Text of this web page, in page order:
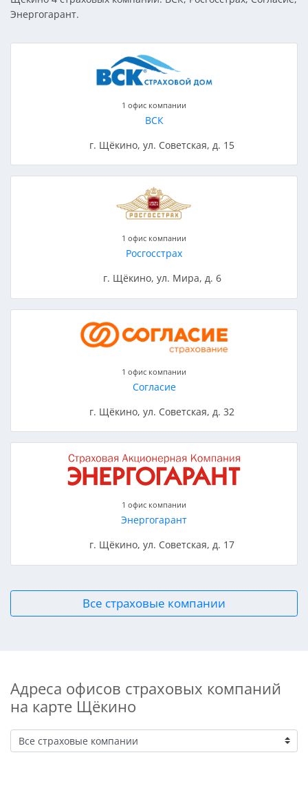
Энергогарант.
1 офис компании
ВСК
г. Щёкино, ул. Советская, д. 15
1 офис компании
Росгосстрах
г. Щёкино, ул. Мира, д. 6
1 офис компании
Согласие
г. Щёкино, ул. Советская, д. 32
1 офис компании
Энергогарант
г. Щёкино, ул. Советская, д. 17
Все страховые компании
Адреса офисов страховых компаний
на карте Щёкино